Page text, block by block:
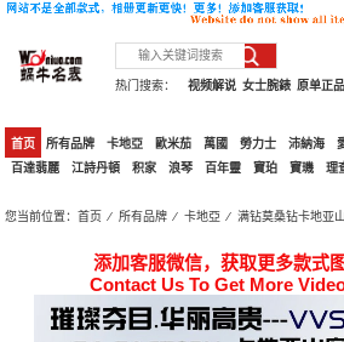
热门搜索： 原单正品
女士腕錶
视频解说
首页 所有品牌 卡地亞 歐米茄 萬國 勞力士 沛納海
百達翡麗
江詩丹頓 积家 浪琴 百年靈 寶珀 寶璣 理
您当前位置：首页 ⁄所有品牌 ⁄卡地亞 ⁄ 满钻莫桑钻卡地亚
添加客服微信，获取更多款式
Contact Us To Get More